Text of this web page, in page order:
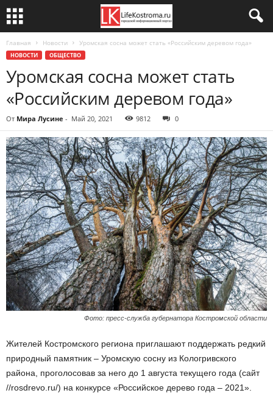
Главная Новости Уромская сосна может стать «Российским деревом года»
НОВОСТИ ОБЩЕСТВО
Уромская сосна может стать
«Российским деревом года»
От Мира Лусине - Май 20, 2021 9812 0
Фото: пресс-служба губернатора Костромской области
Жителей Костромского региона приглашают поддержать редкий
природный памятник – Уромскую сосну из Кологривского
района, проголосовав за него до 1 августа текущего года (сайт
//rosdrevo.ru/) на конкурсе «Российское дерево года – 2021».